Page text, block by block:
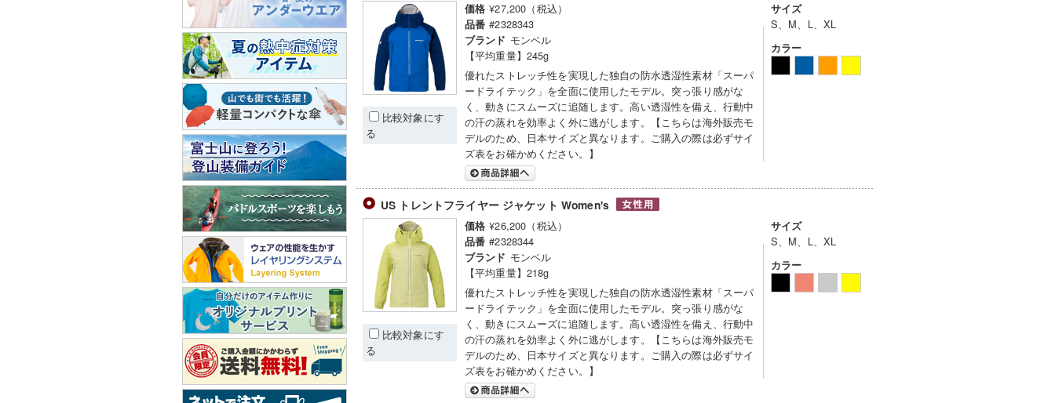
比較対象にす
る
価格 ¥27,200（税込）
品番 #2328343
ブランド モンベル
【平均重量】245g
優れたストレッチ性を実現した独自の防水透湿性素材「スーパ
ードライテック」を全面に使用したモデル。突っ張り感がな
く、動きにスムーズに追随します。高い透湿性を備え、行動中
の汗の蒸れを効率よく外に逃がします。【こちらは海外販売モ
デルのため、日本サイズと異なります。ご購入の際は必ずサイ
ズ表をお確かめください。】
サイズ
S、M、L、XL
カラー
US トレントフライヤー ジャケット Women's
比較対象にす
る
価格 ¥26,200（税込）
品番 #2328344
ブランド モンベル
【平均重量】218g
優れたストレッチ性を実現した独自の防水透湿性素材「スーパ
ードライテック」を全面に使用したモデル。突っ張り感がな
く、動きにスムーズに追随します。高い透湿性を備え、行動中
の汗の蒸れを効率よく外に逃がします。【こちらは海外販売モ
デルのため、日本サイズと異なります。ご購入の際は必ずサイ
ズ表をお確かめください。】
サイズ
S、M、L、XL
カラー